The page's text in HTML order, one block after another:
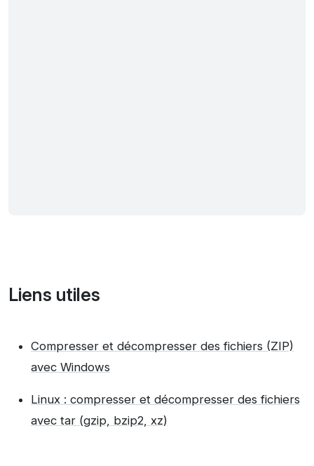
Liens utiles
Compresser et décompresser des fichiers (ZIP)
avec Windows
Linux : compresser et décompresser des fichiers
avec tar (gzip, bzip2, xz)